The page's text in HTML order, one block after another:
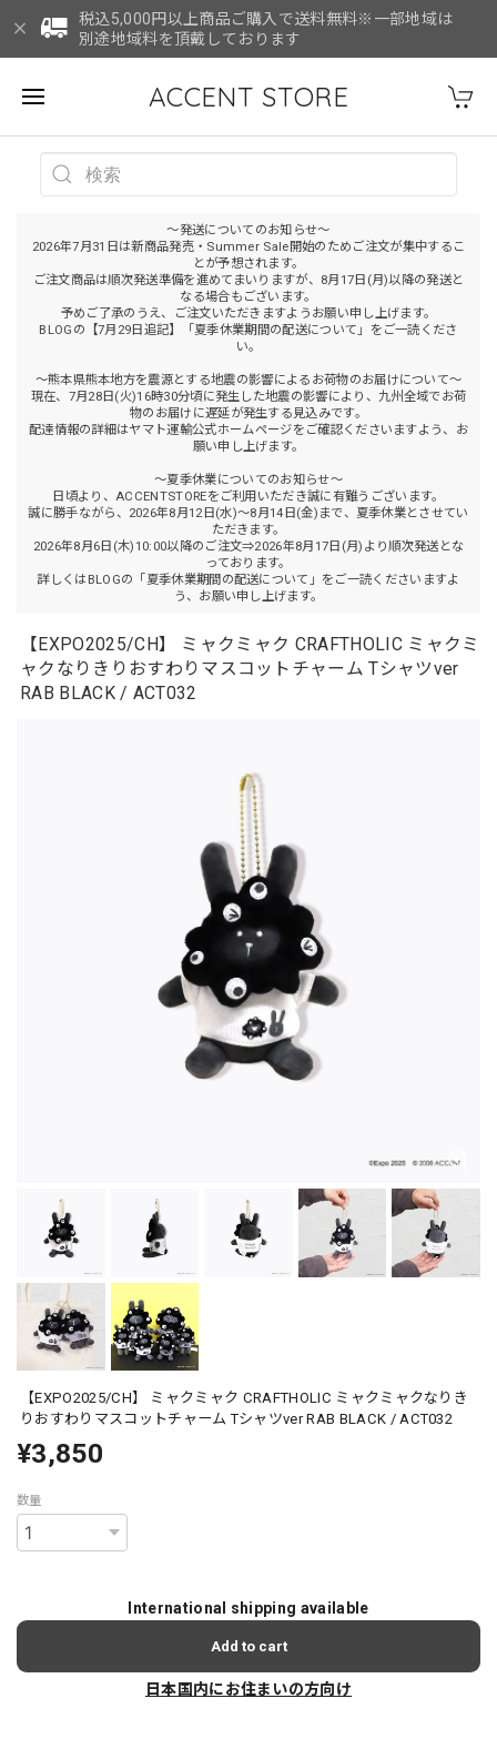
税込5,000円以上商品ご購入で送料無料※一部地域は
別途地域料を頂戴しております
ACCENT STORE
～発送についてのお知らせ～
2026年7月31日は新商品発売・Summer Sale開始のためご注文が集中するこ
とが予想されます。
ご注文商品は順次発送準備を進めてまいりますが、8月17日(月)以降の発送と
なる場合もございます。
予めご了承のうえ、ご注文いただきますようお願い申し上げます。
BLOGの【7月29日追記】「夏季休業期間の配送について」をご一読くださ
い。
～熊本県熊本地方を震源とする地震の影響によるお荷物のお届けについて～
現在、7月28日(火)16時30分頃に発生した地震の影響により、九州全域でお荷
物のお届けに遅延が発生する見込みです。
配達情報の詳細はヤマト運輸公式ホームページをご確認くださいますよう、お
願い申し上げます。
～夏季休業についてのお知らせ～
日頃より、ACCENTSTOREをご利用いただき誠に有難うございます。
誠に勝手ながら、2026年8月12日(水)～8月14日(金)まで、夏季休業とさせてい
ただきます。
2026年8月6日(木)10:00以降のご注文⇒2026年8月17日(月)より順次発送とな
っております。
詳しくはBLOGの「夏季休業期間の配送について」をご一読くださいますよ
う、お願い申し上げます。
【EXPO2025/CH】 ミャクミャク CRAFTHOLIC ミャクミ
ャクなりきりおすわりマスコットチャーム Tシャツver
RAB BLACK / ACT032
【EXPO2025/CH】 ミャクミャク CRAFTHOLIC ミャクミャクなりき
りおすわりマスコットチャーム Tシャツver RAB BLACK / ACT032
¥3,850
数量
International shipping available
Add to cart
日本国内にお住まいの方向け